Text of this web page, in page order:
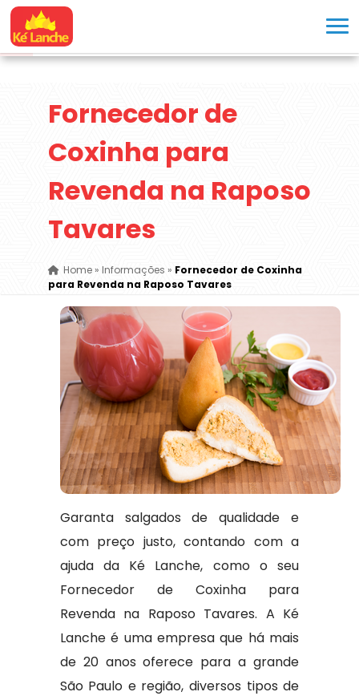
Fornecedor de
Coxinha para
Revenda na Raposo
Tavares
Home» Informações » Fornecedor de Coxinha
para Revenda na Raposo Tavares
Garanta salgados de qualidade e
com preço justo, contando com a
ajuda da Ké Lanche, como o seu
Fornecedor de Coxinha para
Revenda na Raposo Tavares. A Ké
Lanche é uma empresa que há mais
de 20 anos oferece para a grande
São Paulo e região, diversos tipos de